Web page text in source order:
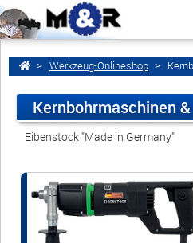
Home
Diamant-Trocken-
Diamant-Nass-Trocken-
Werkzeug-Onlineshop
Kernbohrmaschinen
Eibenstock "Made in Germany"